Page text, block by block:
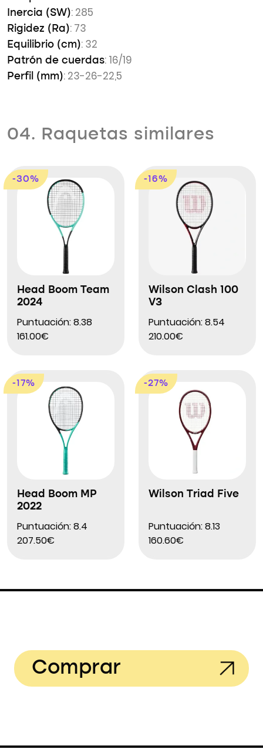
Inercia (SW): 285
Rigidez (Ra): 73
Equilibrio (cm): 32
Patrón de cuerdas: 16/19
Perfil (mm): 23-26-22,5
04. Raquetas similares
-30%
Head Boom Team
2024
Puntuación: 8.38
161.00€
-16%
Wilson Clash 100
V3
Puntuación: 8.54
210.00€
-17%
Head Boom MP
2022
Puntuación: 8.4
207.50€
-27%
Wilson Triad Five
Puntuación: 8.13
160.60€
Comprar